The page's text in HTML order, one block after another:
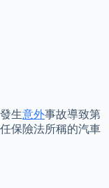
生意外事故導致第
保險法所稱的汽車